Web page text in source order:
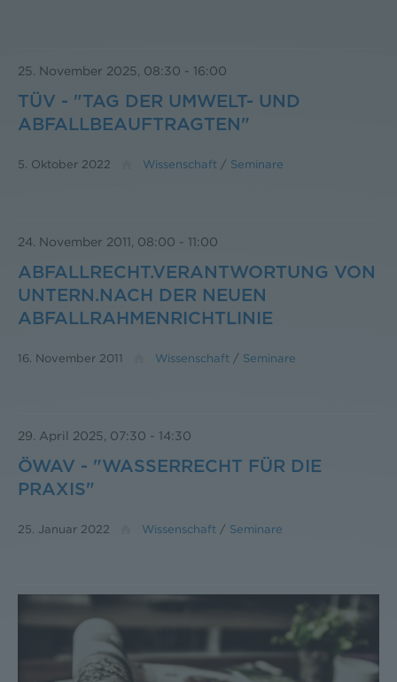
25. November 2025, 08:30 - 16:00
TÜV - "TAG DER UMWELT- UND
ABFALLBEAUFTRAGTEN"
5. Oktober 2022 Wissenschaft / Seminare
24. November 2011, 08:00 - 11:00
ABFALLRECHT.VERANTWORTUNG VON
UNTERN.NACH DER NEUEN
ABFALLRAHMENRICHTLINIE
16. November 2011 Wissenschaft / Seminare
29. April 2025, 07:30 - 14:30
ÖWAV - "WASSERRECHT FÜR DIE
PRAXIS"
25. Januar 2022 Wissenschaft / Seminare